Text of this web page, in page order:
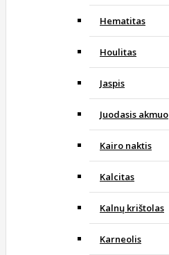
Hematitas
Houlitas
Jaspis
Juodasis akmuo
Kairo naktis
Kalcitas
Kalnų krištolas
Karneolis